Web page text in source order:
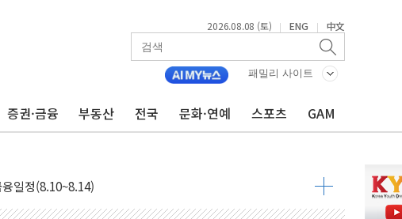
2026.08.08 (토) | ENG | 中文
패밀리 사이트
증권·금융 부동산 전국 문화·연예 스포츠 GAM
긴급 투입…고수온 양식장 복구·지원 '총력'
'-포항 '산사태 주의보'...경북도, 호우 피해·통제구간 없어